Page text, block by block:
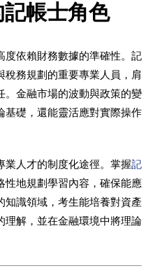
帳士角色
度依賴財務數據的準確性。記
務規劃的重要專業人員，肩
。金融市場的波動與政策的變
基礎，還能靈活應對實際操作
業人才的制度化途徑。掌握記
性地規劃學習內容，確保能應
知識領域，考生能培養對資產
理解，並在金融環境中將理論